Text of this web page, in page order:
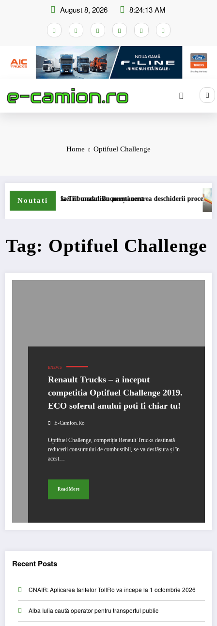
August 8, 2026 8:24:14 AM
Home Optifuel Challenge
Noutati
a accizei în mecanism permanent
a depus la Tribunalul București cererea deschiderii procedurii de
Tag: Optifuel Challenge
ENEWS
Renault Trucks – a inceput
competitia Optifuel Challenge 2019.
ECO soferul anului poti fi chiar tu!
E-Camion.ro
Optifuel Challenge, competiția Renault Trucks destinată
reducerii consumului de combustibil, se va desfășura și în
acest…
Read More
Recent Posts
CNAIR: Aplicarea tarifelor TollRo va începe la 1 octombrie 2026
Alba Iulia caută operator pentru transportul public